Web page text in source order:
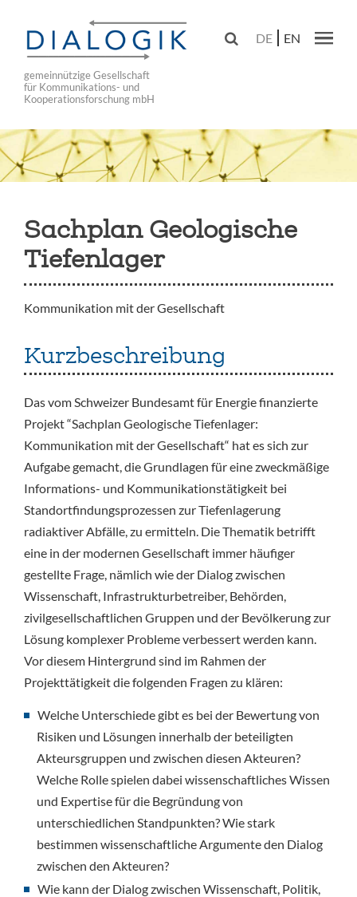
main
navigation
gemeinnützige Gesellschaft
für Kommunikations- und
Kooperationsforschung mbH
 DE EN
Sachplan Geologische
Tiefenlager
Kommunikation mit der Gesellschaft
Kurzbeschreibung
Das vom Schweizer Bundesamt für Energie finanzierte
Projekt “Sachplan Geologische Tiefenlager:
Kommunikation mit der Gesellschaft“ hat es sich zur
Aufgabe gemacht, die Grundlagen für eine zweckmäßige
Informations- und Kommunikationstätigkeit bei
Standortfindungsprozessen zur Tiefenlagerung
radiaktiver Abfälle, zu ermitteln. Die Thematik betrifft
eine in der modernen Gesellschaft immer häufiger
gestellte Frage, nämlich wie der Dialog zwischen
Wissenschaft, Infrastrukturbetreiber, Behörden,
zivilgesellschaftlichen Gruppen und der Bevölkerung zur
Lösung komplexer Probleme verbessert werden kann.
Vor diesem Hintergrund sind im Rahmen der
Projekttätigkeit die folgenden Fragen zu klären:
Welche Unterschiede gibt es bei der Bewertung von
Risiken und Lösungen innerhalb der beteiligten
Akteursgruppen und zwischen diesen Akteuren?
Welche Rolle spielen dabei wissenschaftliches Wissen
und Expertise für die Begründung von
unterschiedlichen Standpunkten? Wie stark
bestimmen wissenschaftliche Argumente den Dialog
zwischen den Akteuren?
Wie kann der Dialog zwischen Wissenschaft, Politik,